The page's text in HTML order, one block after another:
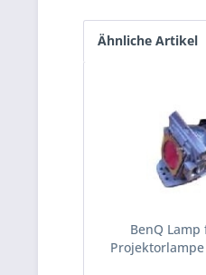
Ähnliche Artikel
BenQ Lamp
Projektorlampe